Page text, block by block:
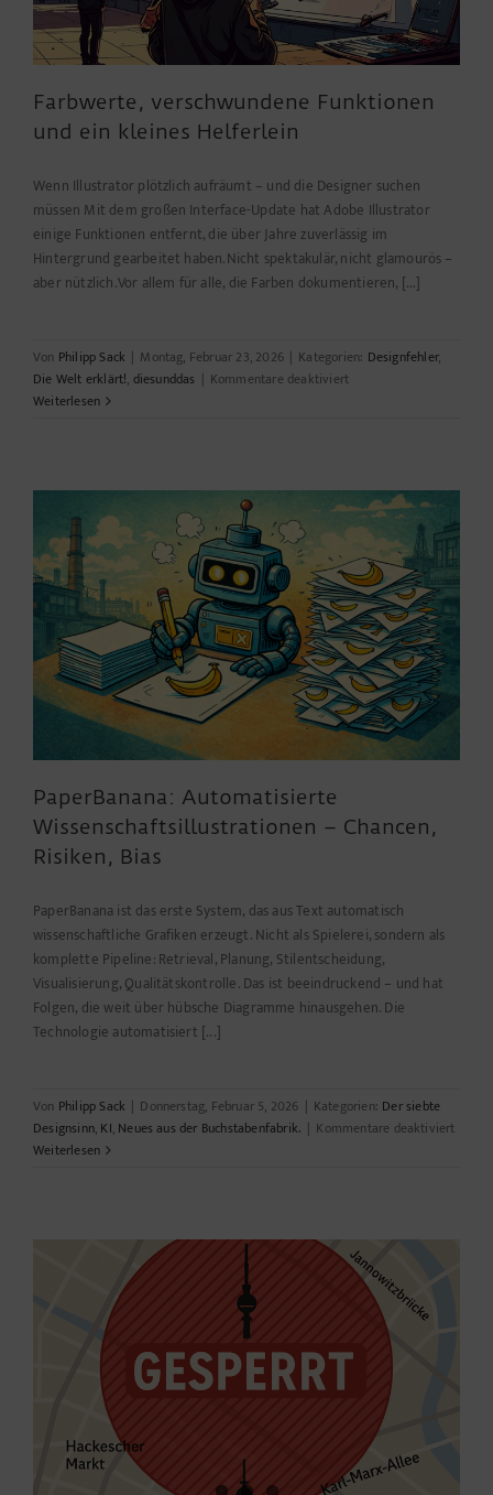
Farbwerte, verschwundene Funktionen
und ein kleines Helferlein
Wenn Illustrator plötzlich aufräumt – und die Designer suchen
müssen Mit dem großen Interface-Update hat Adobe Illustrator
einige Funktionen entfernt, die über Jahre zuverlässig im
Hintergrund gearbeitet haben.Nicht spektakulär, nicht glamourös –
aber nützlich.Vor allem für alle, die Farben dokumentieren, [...]
Von Philipp Sack | Montag, Februar 23, 2026 | Kategorien: Designfehler,
Die Welt erklärt!, diesunddas | Kommentare deaktiviertfür
ein
kleines
Helferlein
Weiterlesen
PaperBanana: Automatisierte
Wissenschaftsillustrationen – Chancen,
Risiken, Bias
PaperBanana ist das erste System, das aus Text automatisch
wissenschaftliche Grafiken erzeugt. Nicht als Spielerei, sondern als
komplette Pipeline: Retrieval, Planung, Stilentscheidung,
Visualisierung, Qualitätskontrolle. Das ist beeindruckend – und hat
Folgen, die weit über hübsche Diagramme hinausgehen. Die
Technologie automatisiert [...]
Von Philipp Sack | Donnerstag, Februar 5, 2026 | Kategorien: Der siebte
Designsinn, KI, Neues aus der Buchstabenfabrik. | Kommentare deaktiviertfür
Weiterlesen